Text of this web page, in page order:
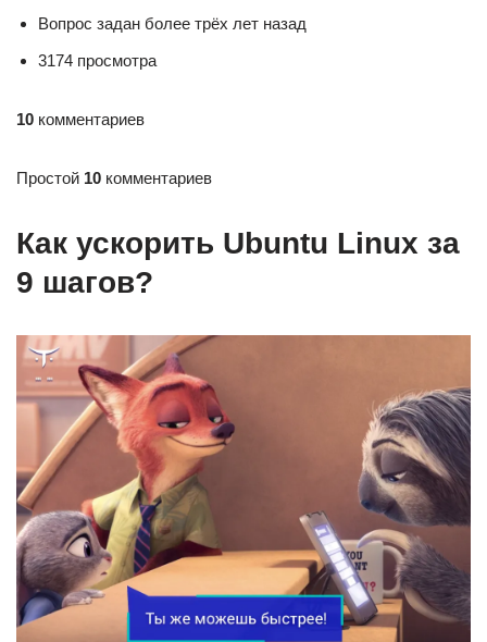
Вопрос задан более трёх лет назад
3174 просмотра
10 комментариев
Простой 10 комментариев
Как ускорить Ubuntu Linux за
9 шагов?